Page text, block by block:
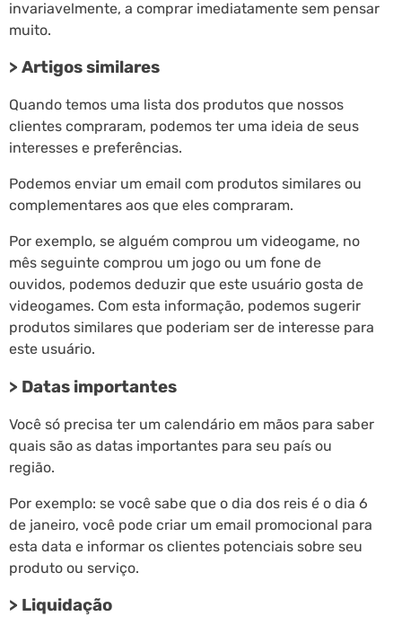
invariavelmente, a comprar imediatamente sem pensar
muito.
> Artigos similares
Quando temos uma lista dos produtos que nossos
clientes compraram, podemos ter uma ideia de seus
interesses e preferências.
Podemos enviar um email com produtos similares ou
complementares aos que eles compraram.
Por exemplo, se alguém comprou um videogame, no
mês seguinte comprou um jogo ou um fone de
ouvidos, podemos deduzir que este usuário gosta de
videogames. Com esta informação, podemos sugerir
produtos similares que poderiam ser de interesse para
este usuário.
> Datas importantes
Você só precisa ter um calendário em mãos para saber
quais são as datas importantes para seu país ou
região.
Por exemplo: se você sabe que o dia dos reis é o dia 6
de janeiro, você pode criar um email promocional para
esta data e informar os clientes potenciais sobre seu
produto ou serviço.
> Liquidação